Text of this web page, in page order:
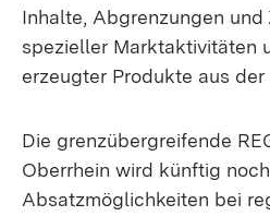
Inhalte, Abgrenzungen und
spezieller Marktaktivitäten
erzeugter Produkte aus der
Die grenzübergreifende
Oberrhein wird künftig
Absatzmöglichkeiten bei